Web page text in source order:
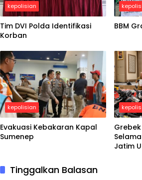
kepolisian
Tim DVI Polda Identifikasi
Korban
BBM
kepolisian
Evakuasi Kebakaran Kapal
Sumenep
Jatim
Tinggalkan Balasan